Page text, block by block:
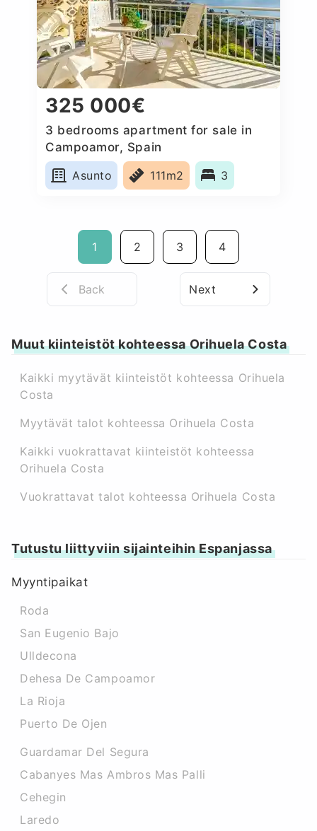
325 000€
3 bedrooms apartment for sale in
Campoamor, Spain
Asunto
111m2 3
1 2 3 4
Back Next
Muut kiinteistöt kohteessa Orihuela Costa
Kaikki myytävät kiinteistöt kohteessa Orihuela
Costa
Myytävät talot kohteessa Orihuela Costa
Kaikki vuokrattavat kiinteistöt kohteessa
Orihuela Costa
Vuokrattavat talot kohteessa Orihuela Costa
Tutustu liittyviin sijainteihin Espanjassa
Myyntipaikat
Roda
San Eugenio Bajo
Ulldecona
Dehesa De Campoamor
La Rioja
Puerto De Ojen
Guardamar Del Segura
Cabanyes Mas Ambros Mas Palli
Cehegin
Laredo